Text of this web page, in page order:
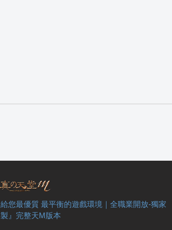
給您最優質 最平衡的遊戲環境｜全職業開放-獨家
製』完整天M版本